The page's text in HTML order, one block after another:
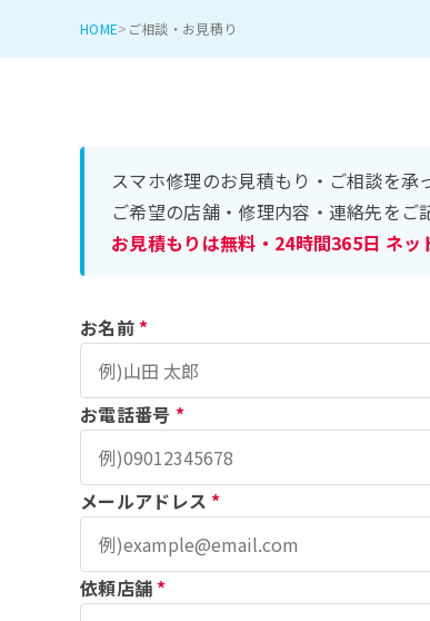
HOME ご相談・お見積り
スマホ修理のお見積もり・ご相談を承
ご希望の店舗・修理内容・連絡先をご
お見積もりは無料・24時間365日 ネッ
お名前 *
お電話番号 *
メールアドレス *
依頼店舗 *